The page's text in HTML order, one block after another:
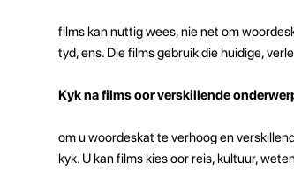
films kan nuttig wees, nie net om
tyd, ens. Die films gebruik die huidige,
Kyk na films oor verskillende
om u woordeskat te verhoog en
kyk. U kan films kies oor reis, kultuur,